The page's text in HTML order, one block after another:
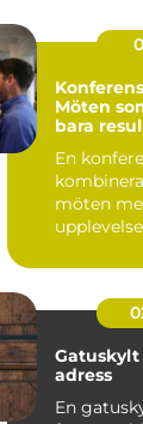
Möten
bara
En
möten
Gatuskylt mer än bara en
adress
En